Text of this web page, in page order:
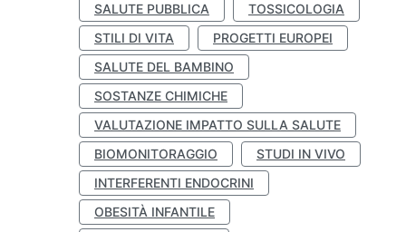
SALUTE PUBBLICA
TOSSICOLOGIA
STILI DI VITA
PROGETTI EUROPEI
SALUTE DEL BAMBINO
SOSTANZE CHIMICHE
VALUTAZIONE IMPATTO SULLA SALUTE
BIOMONITORAGGIO
STUDI IN VIVO
INTERFERENTI ENDOCRINI
OBESITÀ INFANTILE